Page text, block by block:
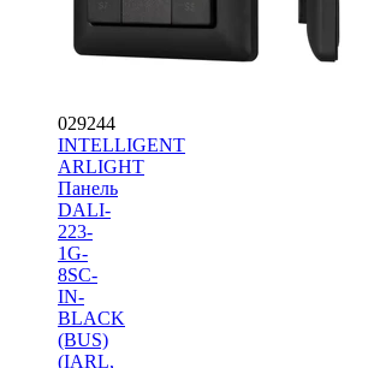
029244
INTELLIGENT
ARLIGHT
Панель
DALI-
223-
1G-
8SC-
IN-
BLACK
(BUS)
(IARL,